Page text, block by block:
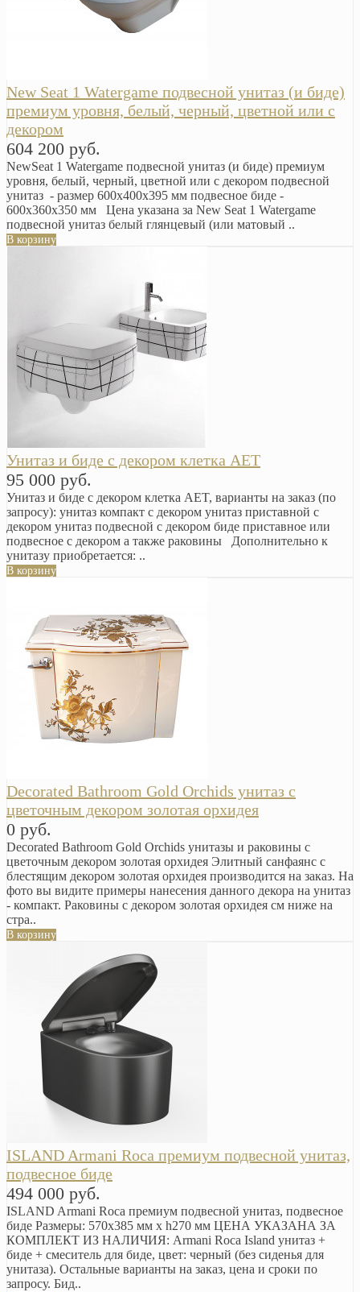
New Seat 1 Watergame подвесной унитаз (и биде)
премиум уровня, белый, черный, цветной или с
декором
604 200 руб.
NewSeat 1 Watergame подвесной унитаз (и биде) премиум
уровня, белый, черный, цветной или с декором подвесной
унитаз - размер 600x400x395 мм подвесное биде -
600x360x350 мм Цена указана за New Seat 1 Watergame
подвесной унитаз белый глянцевый (или матовый ..
В корзину
Унитаз и биде с декором клетка AET
95 000 руб.
Унитаз и биде с декором клетка AET, варианты на заказ (по
запросу): унитаз компакт с декором унитаз приставной с
декором унитаз подвесной с декором биде приставное или
подвесное с декором а также раковины Дополнительно к
унитазу приобретается: ..
В корзину
Decorated Bathroom Gold Orchids унитаз с
цветочным декором золотая орхидея
0 руб.
Decorated Bathroom Gold Orchids унитазы и раковины с
цветочным декором золотая орхидея Элитный санфаянс с
блестящим декором золотая орхидея производится на заказ. На
фото вы видите примеры нанесения данного декора на унитаз
- компакт. Раковины с декором золотая орхидея см ниже на
стра..
В корзину
ISLAND Armani Roca премиум подвесной унитаз,
подвесное биде
494 000 руб.
ISLAND Armani Roca премиум подвесной унитаз, подвесное
биде Размеры: 570х385 мм х h270 мм ЦЕНА УКАЗАНА ЗА
КОМПЛЕКТ ИЗ НАЛИЧИЯ: Armani Roca Island унитаз +
биде + смеситель для биде, цвет: черный (без сиденья для
унитаза). Остальные варианты на заказ, цена и сроки по
запросу. Бид..